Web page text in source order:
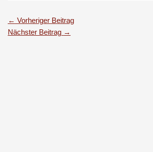
← Vorheriger Beitrag
Nächster Beitrag →